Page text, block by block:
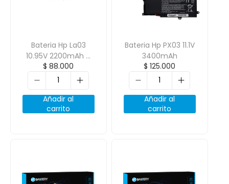
Bateria Hp La03
10.95V 2200mAh 4
Cell Negra
$ 88.000
Añadir al
carrito
Bateria Hp PX03 11.1V
3400mAh
$ 125.000
Añadir al
carrito